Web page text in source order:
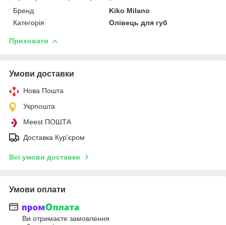
Бренд
Kiko Milano
Категорія
Олівець для губ
Приховати
Умови доставки
Нова Пошта
Укрпошта
Meest ПОШТА
Доставка Кур'єром
Всі умови доставки
Умови оплати
Ви отримаєте замовлення